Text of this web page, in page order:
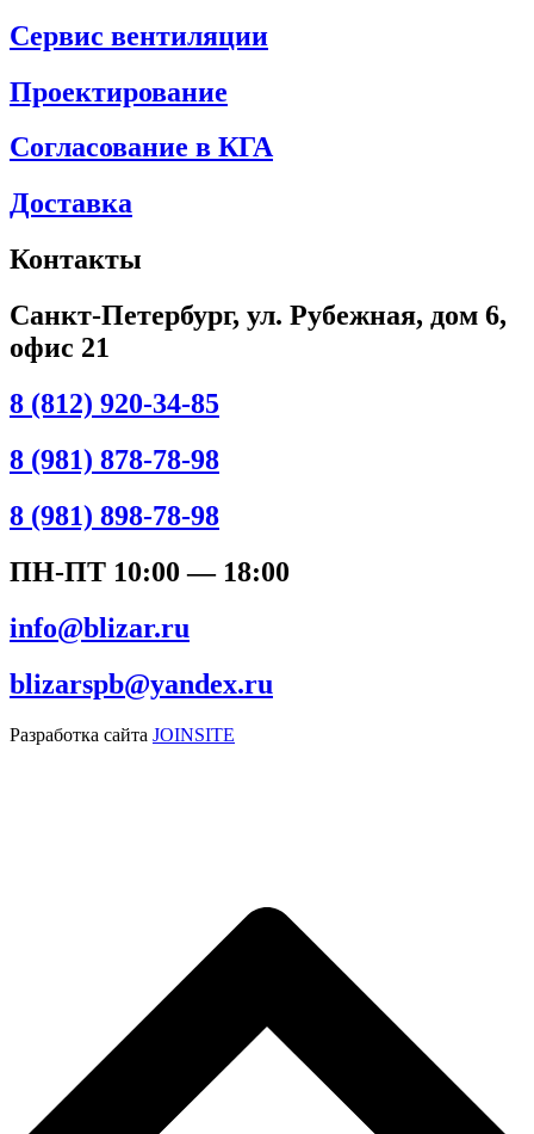
Сервис вентиляции
Проектирование
Согласование в КГА
Доставка
Контакты
Санкт-Петербург, ул. Рубежная, дом 6,
офис 21
8 (812) 920-34-85
8 (981) 878-78-98
8 (981) 898-78-98
ПН-ПТ 10:00 — 18:00
info@blizar.ru
blizarspb@yandex.ru
Разработка сайта JOINSITE